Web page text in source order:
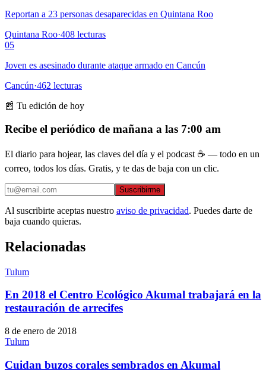
Reportan a 23 personas desaparecidas en Quintana Roo
Quintana Roo·408 lecturas
05
Joven es asesinado durante ataque armado en Cancún
Cancún·462 lecturas
📰 Tu edición de hoy
Recibe el periódico de mañana a las 7:00 am
El diario para hojear, las claves del día y el podcast ☕ — todo en un
correo, todos los días. Gratis, y te das de baja con un clic.
Suscribirme
Al suscribirte aceptas nuestro aviso de privacidad. Puedes darte de
baja cuando quieras.
Relacionadas
Tulum
En 2018 el Centro Ecológico Akumal trabajará en la
restauración de arrecifes
8 de enero de 2018
Tulum
Cuidan buzos corales sembrados en Akumal